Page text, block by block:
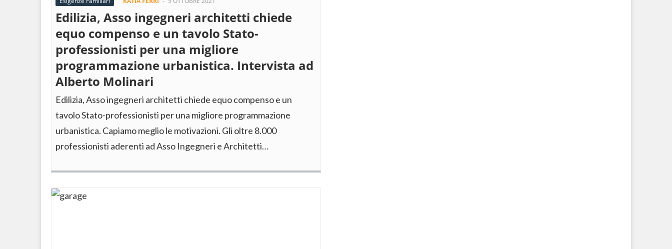
Edilizia, Asso ingegneri architetti chiede
equo compenso e un tavolo Stato-
professionisti per una migliore
programmazione urbanistica. Intervista ad
Alberto Molinari
Edilizia, Asso ingegneri architetti chiede equo compenso e un
tavolo Stato-professionisti per una migliore programmazione
urbanistica. Capiamo meglio le motivazioni. Gli oltre 8.000
professionisti aderenti ad Asso Ingegneri e Architetti…